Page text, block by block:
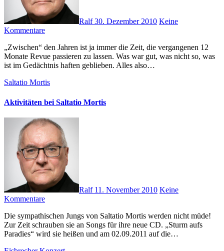
Ralf30. Dezember 2010 Keine
Kommentare
„Zwischen“ den Jahren ist ja immer die Zeit, die vergangenen 12
Monate Revue passieren zu lassen. Was war gut, was nicht so, was
ist im Gedächtnis haften geblieben. Alles also…
Saltatio Mortis
Aktivitäten bei Saltatio Mortis
Ralf 11. November 2010 Keine
Kommentare
Die sympathischen Jungs von Saltatio Mortis werden nicht müde!
Zur Zeit schrauben sie an Songs für ihre neue CD. „Sturm aufs
Paradies“ wird sie heißen und am 02.09.2011 auf die…